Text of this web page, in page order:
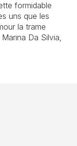
formidable
uns que les
la trame
Da Silvia,